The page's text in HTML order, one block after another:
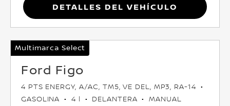
Detalles del vehículo
Multimarca Select
Ford Figo
4 PTS ENERGY, A/AC, TM5, VE DEL, MP3, RA-14
GASOLINA
4 l DELANTERA MANUAL